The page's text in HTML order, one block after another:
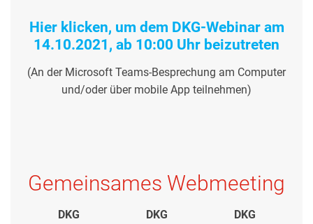
Hier klicken, um dem DKG-Webinar am
14.10.2021, ab 10:00 Uhr beizutreten
(An der Microsoft Teams-Besprechung am Computer
und/oder über mobile App teilnehmen)
Gemeinsames Webmeeting
DKG
DKG
DKG